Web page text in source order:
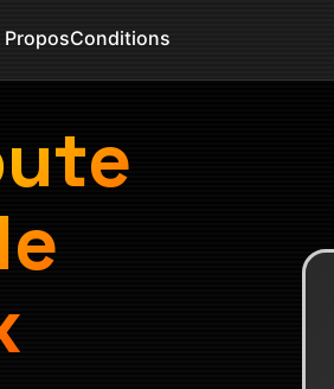
ProposConditions